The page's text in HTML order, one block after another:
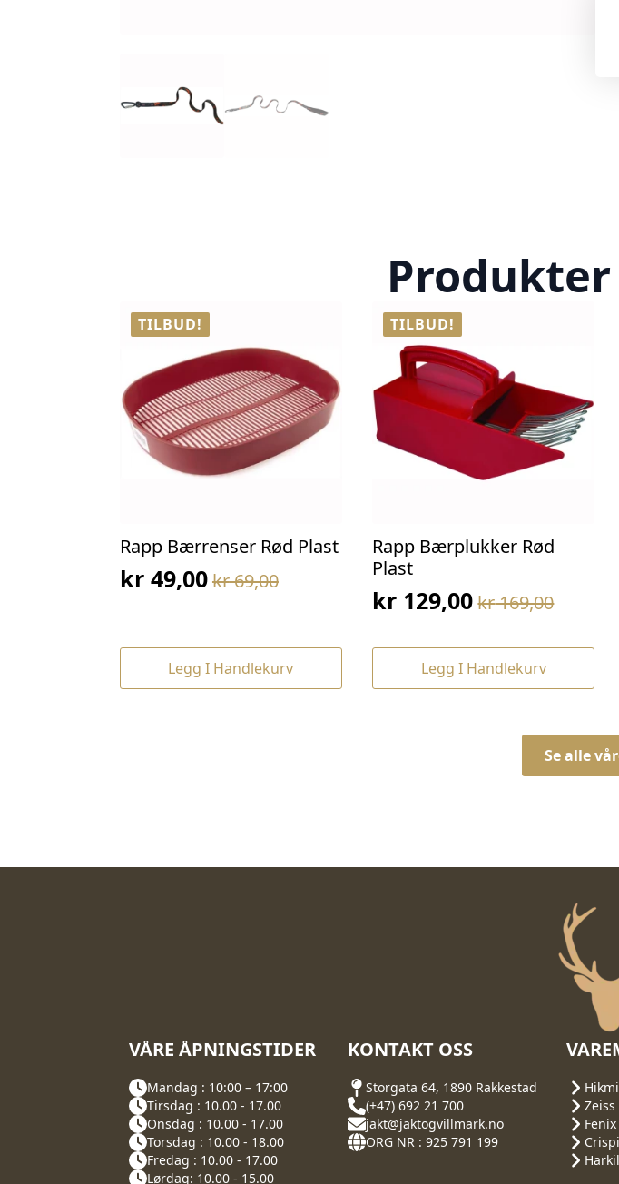
TILBUD!
Rapp Bærrenser Rød Plast
kr69,00
Opprinnelig
var:
kr 69,00.
kr 49,00
Nåværende
er:
kr 49,00.
Legg I Handlekurv
TILBUD!
Rapp Bærplukker Rød
Plast
kr169,00
Opprinnelig
pris
kr 169,00.
kr 129,00
Nåværende
pris
kr 129,00.
Legg I Handlekurv
Se alle
VÅRE ÅPNINGSTIDER
Mandag : 10:00 – 17:00
Tirsdag : 10.00 - 17.00
Onsdag : 10.00 - 17.00
Torsdag : 10.00 - 18.00
Fredag : 10.00 - 17.00
Lørdag: 10.00 - 15.00
KONTAKT OSS
Storgata 64, 1890 Rakkestad
(+47) 692 21 700
jakt@jaktogvillmark.no
ORG NR : 925 791 199
Zeiss
Fenix
Crispi